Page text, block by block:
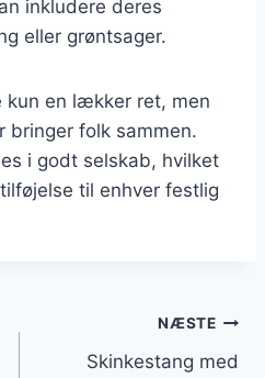
inkludere deres
eller grøntsager.
kun en lækker ret, men
bringer folk sammen.
i godt selskab, hvilket
til enhver festlig
NÆSTE
Skinkestang med